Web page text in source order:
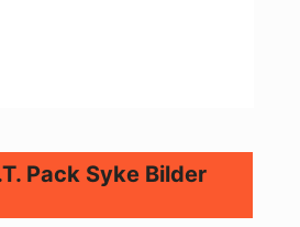
Pack Syke Bilder